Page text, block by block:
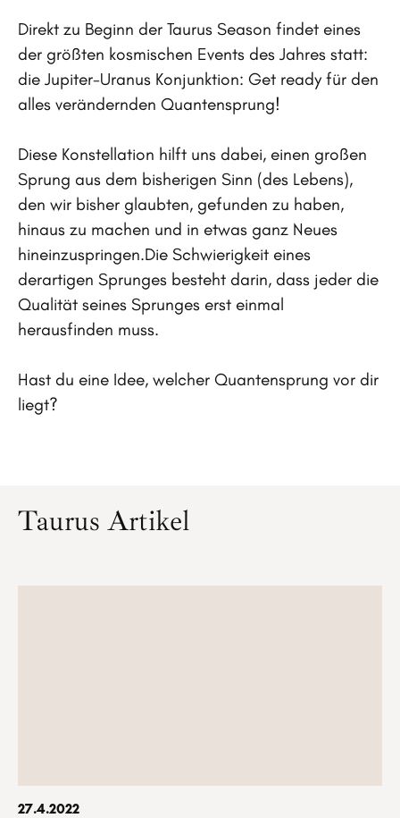
Direkt zu Beginn der Taurus Season findet eines
der größten kosmischen Events des Jahres statt:
die Jupiter-Uranus Konjunktion: Get ready für den
alles verändernden Quantensprung!
Diese Konstellation hilft uns dabei, einen großen
Sprung aus dem bisherigen Sinn (des Lebens),
den wir bisher glaubten, gefunden zu haben,
hinaus zu machen und in etwas ganz Neues
hineinzuspringen.Die Schwierigkeit eines
derartigen Sprunges besteht darin, dass jeder die
Qualität seines Sprunges erst einmal
herausfinden muss.
Hast du eine Idee, welcher Quantensprung vor dir
liegt?
Taurus Artikel
27.4.2022